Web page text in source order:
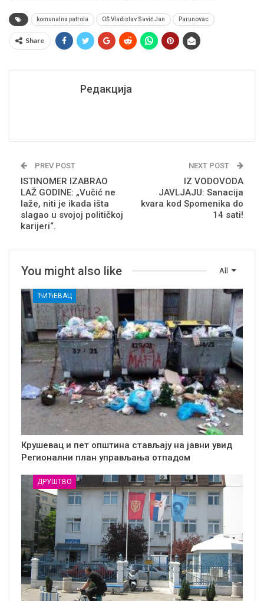
komunalna patrola OŠ Vladislav Savić Jan Parunovac
Share
Редакција
PREV POST
ISTINOMER IZABRAO
LAŽ GODINE: „Vučić ne
laže, niti je ikada išta
slagao u svojoj političkoj
karijeri“.
NEXT POST
IZ VODOVODA
JAVLJAJU: Sanacija
kvara kod Spomenika do
14 sati!
All
You might also like
ЋИЋЕВАЦ
Крушевац и пет општина стављају на јавни увид
Регионални план управљања отпадом
ДРУШТВО